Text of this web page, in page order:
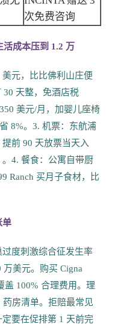
次免费咨询
活成本压到 1.2 万
美元，比比佛利山庄便
30 天整，免酒店税
美元/月，加婴儿座椅
8%。3. 机票：东航浦
前 90 天放票当天入
4. 餐食：公寓自带厨
Ranch 买月子食材，比
单
度刺激综合征发生率
美元。购买 Cigna
盖 100% 合理费用。理
房清单。拒赔最常见
要在促排第 1 天前完